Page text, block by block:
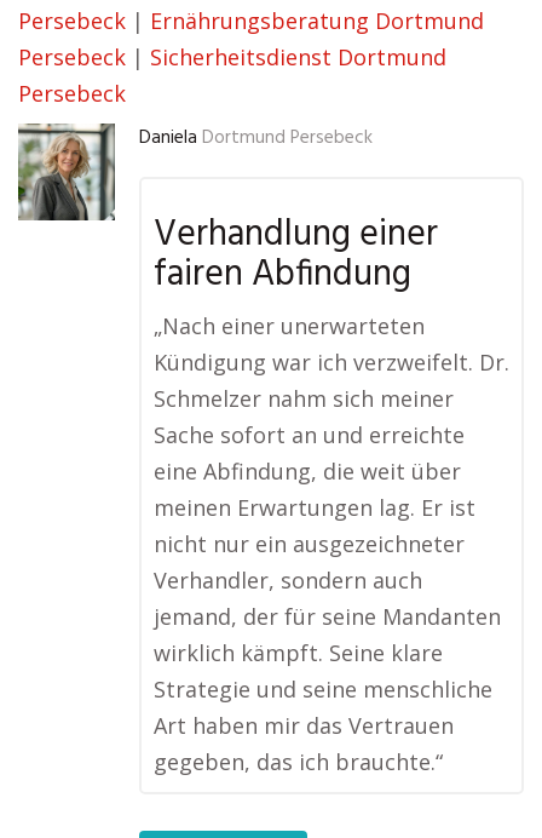
Persebeck | Ernährungsberatung Dortmund
Persebeck | Sicherheitsdienst Dortmund
Persebeck
Daniela Dortmund Persebeck
Verhandlung einer
fairen Abfindung
„Nach einer unerwarteten
Kündigung war ich verzweifelt. Dr.
Schmelzer nahm sich meiner
Sache sofort an und erreichte
eine Abfindung, die weit über
meinen Erwartungen lag. Er ist
nicht nur ein ausgezeichneter
Verhandler, sondern auch
jemand, der für seine Mandanten
wirklich kämpft. Seine klare
Strategie und seine menschliche
Art haben mir das Vertrauen
gegeben, das ich brauchte.“